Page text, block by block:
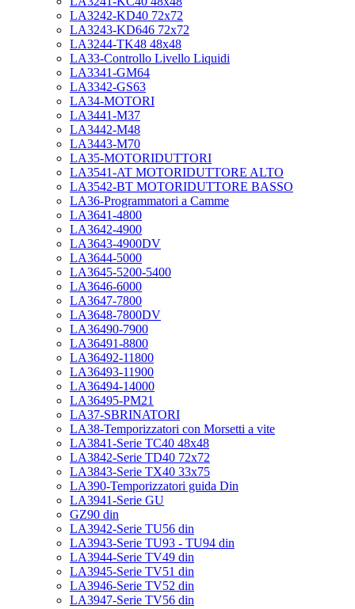
LA3242-KD40 72x72
LA3243-KD646 72x72
LA3244-TK48 48x48
LA33-Controllo Livello Liquidi
LA3341-GM64
LA3342-GS63
LA34-MOTORI
LA3441-M37
LA3442-M48
LA3443-M70
LA35-MOTORIDUTTORI
LA3541-AT MOTORIDUTTORE ALTO
LA3542-BT MOTORIDUTTORE BASSO
LA36-Programmatori a Camme
LA3641-4800
LA3642-4900
LA3643-4900DV
LA3644-5000
LA3645-5200-5400
LA3646-6000
LA3647-7800
LA3648-7800DV
LA36490-7900
LA36491-8800
LA36492-11800
LA36493-11900
LA36494-14000
LA36495-PM21
LA37-SBRINATORI
LA38-Temporizzatori con Morsetti a vite
LA3841-Serie TC40 48x48
LA3842-Serie TD40 72x72
LA3843-Serie TX40 33x75
LA390-Temporizzatori guida Din
LA3941-Serie GU
GZ90 din
LA3942-Serie TU56 din
LA3943-Serie TU93 - TU94 din
LA3944-Serie TV49 din
LA3945-Serie TV51 din
LA3946-Serie TV52 din
LA3947-Serie TV56 din